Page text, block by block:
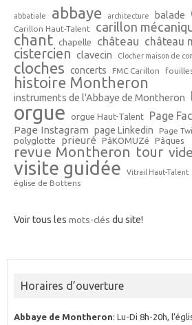
abbatiale abbaye architecture balade
Carillon Haut-Talent carillon
chant chapelle château château
cistercien clavecin Clocher maison de
cloches concerts FMC Carillon
histoire Montheron
instruments de l'Abbaye de Montheron
orgue orgue Haut-Talent Page
Page Instagram page Linkedin Page
polyglotte prieuré PâKOMUZé Pâques
revue Montheron tour
visite guidée Vitrail Haut-Talent
église de Bottens
Voir tous les mots-clés du site!
Horaires d’ouverture
Abbaye de Montheron: Lu-Di 8h-20h,